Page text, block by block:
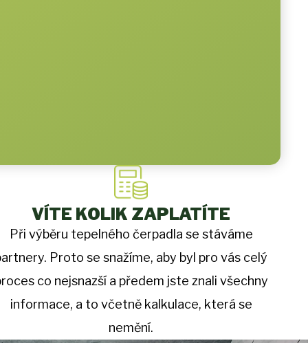
VÍTE KOLIK ZAPLATÍTE
Při výběru tepelného čerpadla se stáváme
Proto se snažíme, aby byl pro vás celý
co nejsnazší a předem jste znali všechny
informace, a to včetně kalkulace, která se
nemění.